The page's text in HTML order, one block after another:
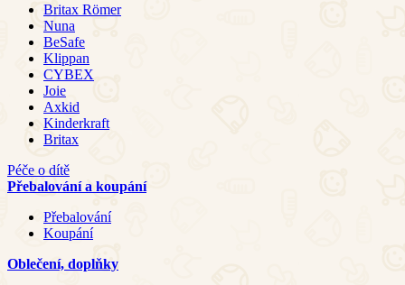
Britax Römer
Nuna
BeSafe
Klippan
CYBEX
Joie
Axkid
Kinderkraft
Britax
Péče o dítě
Přebalování a koupání
Přebalování
Koupání
Oblečení, doplňky